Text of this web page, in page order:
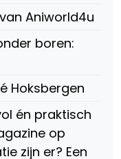
Aniworld4u
boren:
Hoksbergen
én praktisch
op
zijn er? Een